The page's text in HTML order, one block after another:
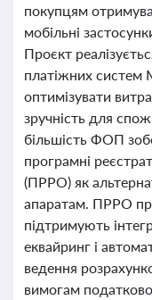
покупцям
мобільні
Проєкт
платіжних систем
оптимізувати
зручність для
більшість ФОП
програмні
(ПРРО) як
апаратам. ПРРО
підтримують
еквайринг і
ведення
вимогам